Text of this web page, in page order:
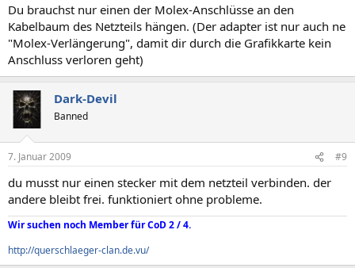
Du brauchst nur einen der Molex-Anschlüsse an den
Kabelbaum des Netzteils hängen. (Der adapter ist nur auch ne
"Molex-Verlängerung", damit dir durch die Grafikkarte kein
Anschluss verloren geht)
Dark-Devil
Banned
7. Januar 2009 #9
du musst nur einen stecker mit dem netzteil verbinden. der
andere bleibt frei. funktioniert ohne probleme.
Wir suchen noch Member für CoD 2 / 4.
http://querschlaeger-clan.de.vu/